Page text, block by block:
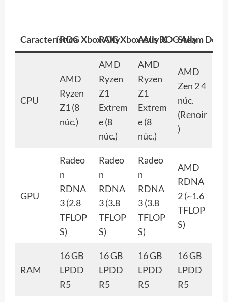
CaracterísticaROG Xbox AllyROG Xbox Ally XAsus ROG AllySteam Deck
CPU
AMD
Ryzen
Z1 (8
núc.)
AMD
Ryzen
Z1
Extrem
e (8
núc.)
AMD
Ryzen
Z1
Extrem
e (8
núc.)
AMD
Zen 2 4
núc.
(Renoir
)
GPU
Radeo
n
RDNA
3 (2.8
TFLOP
S)
Radeo
n
RDNA
3 (3.8
TFLOP
S)
Radeo
n
RDNA
3 (3.8
TFLOP
S)
AMD
RDNA
2 (~1.6
TFLOP
S)
RAM
16 GB
LPDD
R5
16 GB
LPDD
R5
16 GB
LPDD
R5
16 GB
LPDD
R5